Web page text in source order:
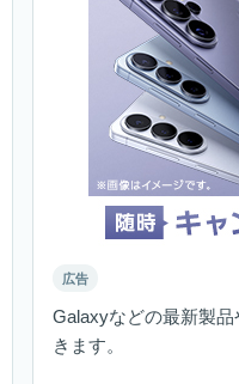
広告
Galaxyなどの最新製
きます。